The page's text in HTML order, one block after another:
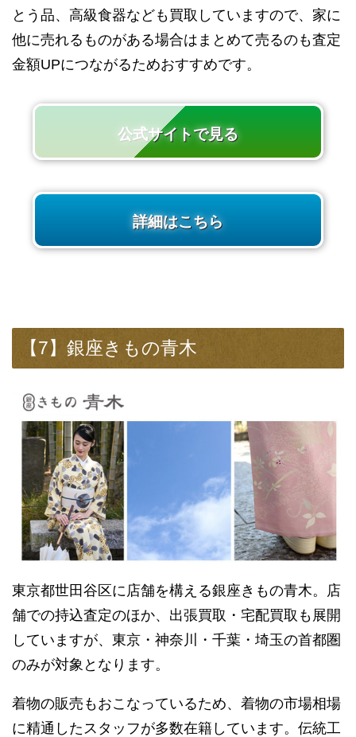
とう品、高級食器なども買取していますので、家に
他に売れるものがある場合はまとめて売るのも査定
金額UPにつながるためおすすめです。
公式サイトで見る
詳細はこちら
【7】銀座きもの青木
東京都世田谷区に店舗を構える銀座きもの青木。店
舗での持込査定のほか、出張買取・宅配買取も展開
していますが、東京・神奈川・千葉・埼玉の首都圏
のみが対象となります。
着物の販売もおこなっているため、着物の市場相場
に精通したスタッフが多数在籍しています。伝統工